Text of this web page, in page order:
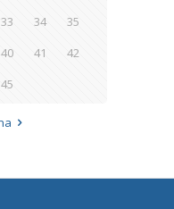
33 34
35
40 41
42
45